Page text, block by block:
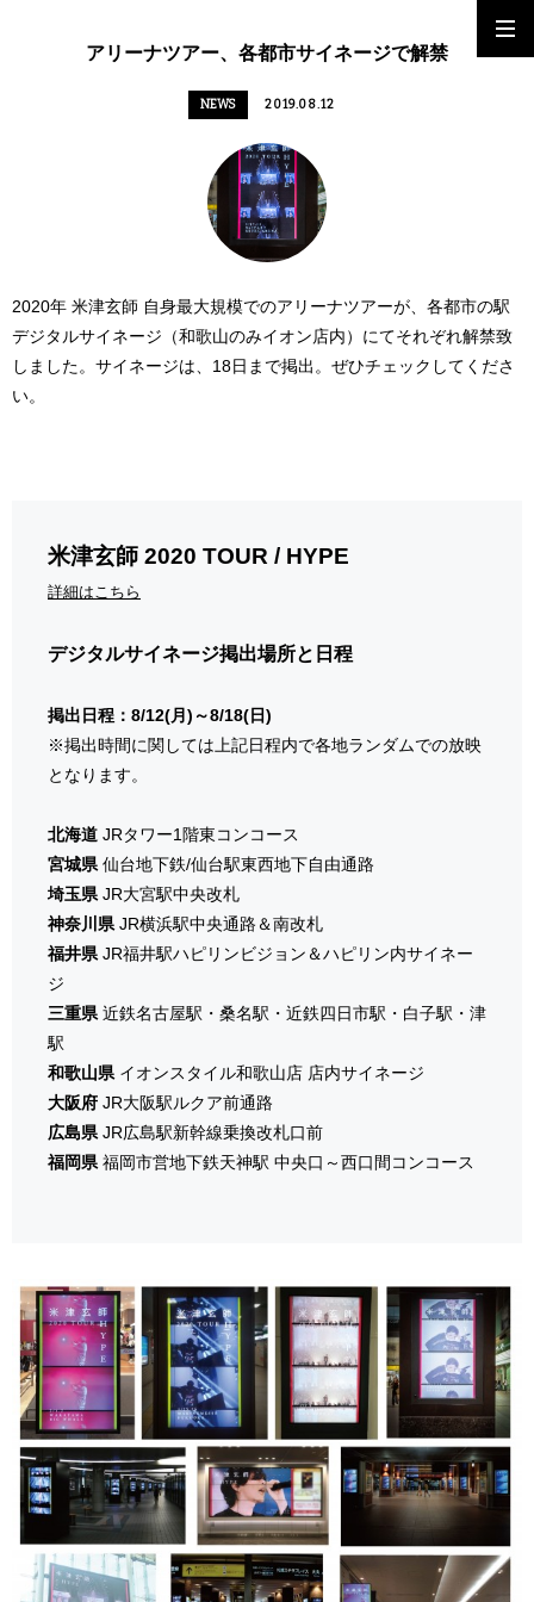
アリーナツアー、各都市サイネージで解禁
NEWS 2019.08.12
2020年 米津玄師 自身最大規模でのアリーナツアーが、各都市の駅
デジタルサイネージ（和歌山のみイオン店内）にてそれぞれ解禁致
しました。サイネージは、18日まで掲出。ぜひチェックしてくださ
い。
米津玄師 2020 TOUR / HYPE
詳細はこちら
デジタルサイネージ掲出場所と日程
掲出日程：8/12(月)～8/18(日)
※掲出時間に関しては上記日程内で各地ランダムでの放映
となります。
北海道 JRタワー1階東コンコース
宮城県 仙台地下鉄/仙台駅東西地下自由通路
埼玉県 JR大宮駅中央改札
神奈川県 JR横浜駅中央通路＆南改札
福井県 JR福井駅ハピリンビジョン＆ハピリン内サイネー
ジ
三重県 近鉄名古屋駅・桑名駅・近鉄四日市駅・白子駅・津
駅
和歌山県 イオンスタイル和歌山店 店内サイネージ
大阪府 JR大阪駅ルクア前通路
広島県 JR広島駅新幹線乗換改札口前
福岡県 福岡市営地下鉄天神駅 中央口～西口間コンコース